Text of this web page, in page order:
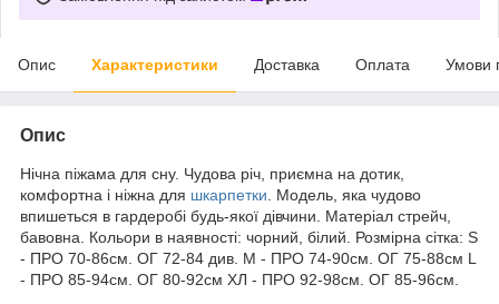
Опис Характеристики Доставка Оплата Умови
Опис
Нічна піжама для сну. Чудова річ, приємна на дотик,
комфортна і ніжна для шкарпетки . Модель, яка чудово
впишеться в гардеробі будь-якої дівчини. Матеріал стрейч,
бавовна. Кольори в наявності: чорний, білий. Розмірна сітка: S
- ПРО 70-86см. ОГ 72-84 див. M - ПРО 74-90см. ОГ 75-88см L
- ПРО 85-94см. ОГ 80-92см ХЛ - ПРО 92-98см. ОГ 85-96см.